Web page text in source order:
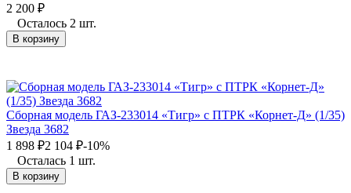
2 200 ₽
Осталось 2 шт.
В корзину
Сборная модель ГАЗ-233014 «Тигр» с ПТРК «Корнет-Д» (1/35)
Звезда 3682
1 898 ₽2 104 ₽-10%
Осталась 1 шт.
В корзину